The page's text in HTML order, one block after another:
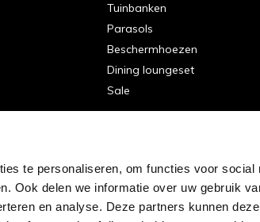
te personaliseren, om functies voor social
Ook delen we informatie over uw gebruik
en analyse. Deze partners kunnen
Tuinbanken
Parasols
Beschermhoezen
Dining loungeset
Sale